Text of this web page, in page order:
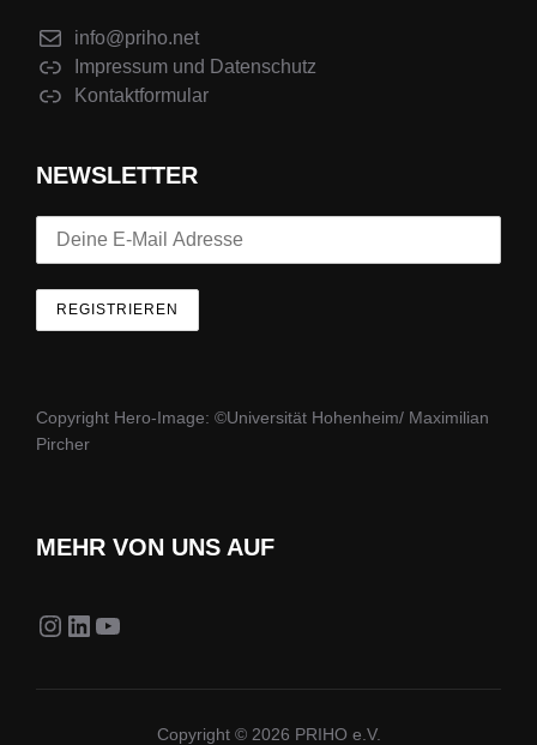
info@priho.net
Impressum und Datenschutz
Kontaktformular
NEWSLETTER
Copyright Hero-Image: ©Universität Hohenheim/ Maximilian
Pircher
MEHR VON UNS AUF
Instagram
LinkedIn
YouTube
Copyright © 2026 PRIHO e.V.